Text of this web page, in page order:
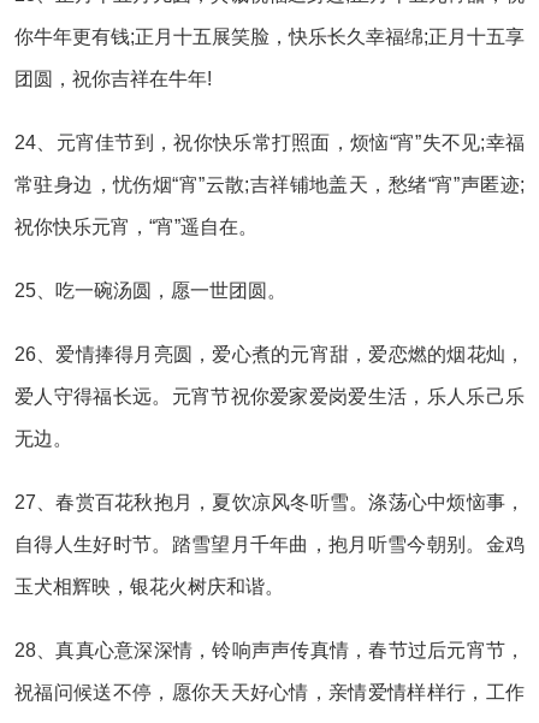
你牛年更有钱;正月十五展笑脸，快乐长久幸福绵;正月十五享
团圆，祝你吉祥在牛年!
24、元宵佳节到，祝你快乐常打照面，烦恼“宵”失不见;幸福
常驻身边，忧伤烟“宵”云散;吉祥铺地盖天，愁绪“宵”声匿迹;
祝你快乐元宵，“宵”遥自在。
25、吃一碗汤圆，愿一世团圆。
26、爱情捧得月亮圆，爱心煮的元宵甜，爱恋燃的烟花灿，
爱人守得福长远。元宵节祝你爱家爱岗爱生活，乐人乐己乐
无边。
27、春赏百花秋抱月，夏饮凉风冬听雪。涤荡心中烦恼事，
自得人生好时节。踏雪望月千年曲，抱月听雪今朝别。金鸡
玉犬相辉映，银花火树庆和谐。
28、真真心意深深情，铃响声声传真情，春节过后元宵节，
祝福问候送不停，愿你天天好心情，亲情爱情样样行，工作